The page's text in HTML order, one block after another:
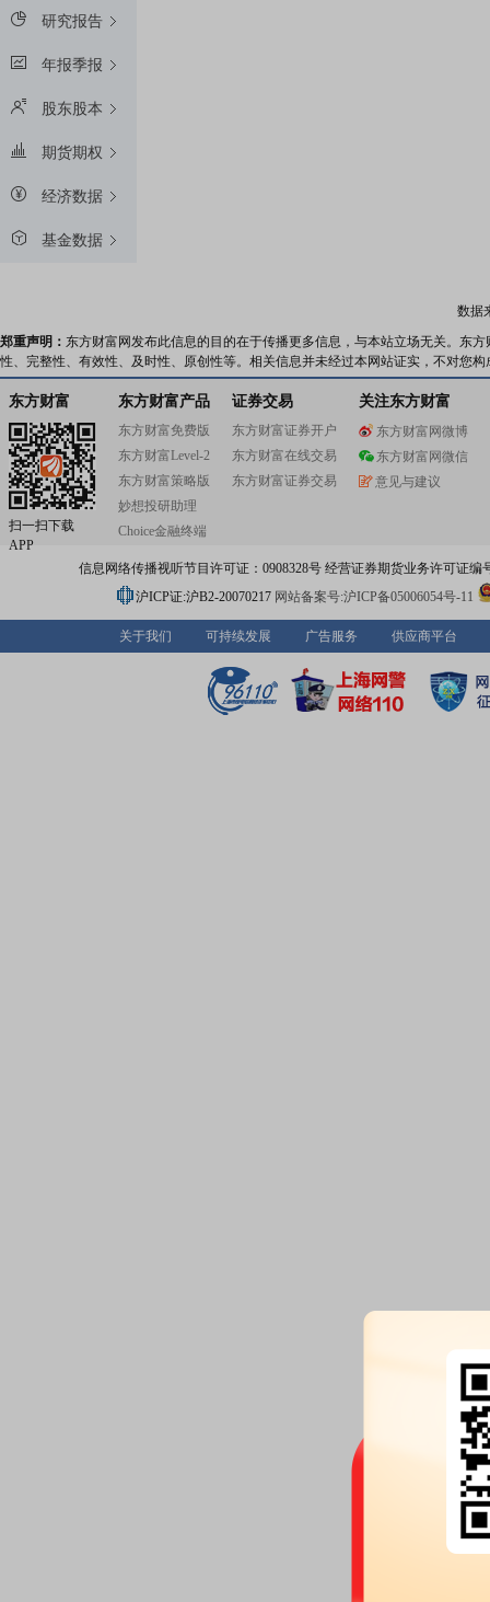
研究报告
年报季报
股东股本
期货期权
经济数据
基金数据
数据
郑重声明： 东方财富网发布此信息的目的在于传播更多信息，与本站立场无关。东
性、完整性、有效性、及时性、原创性等。相关信息并未经过本网站证实，不对您
东方财富
扫一扫下载
APP
东方财富产品
东方财富免费版
东方财富Level-2
东方财富策略版
妙想投研助理
Choice金融终端
证券交易
东方财富证券开户
东方财富在线交易
东方财富证券交易
关注东方财富
东方财富网微博
东方财富网微信
意见与建议
信息网络传播视听节目许可证：0908328号 经营证券期货业务许可证编
沪ICP证:沪B2-20070217 网站备案号:沪ICP备05006054号-11
关于我们 可持续发展 广告服务 供应商平台